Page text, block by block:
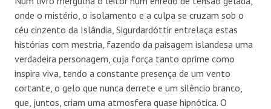
onde o mistério, o isolamento e a culpa se cruzam sob o
céu cinzento da Islândia, Sigurdardóttir entrelaça estas
histórias com mestria, fazendo da paisagem islandesa uma
verdadeira personagem, cuja força tanto oprime como
inspira viva, tendo a constante presença de um vento
cortante, o gelo que nunca derrete e um silêncio branco,
que, juntos, criam uma atmosfera quase hipnótica. O